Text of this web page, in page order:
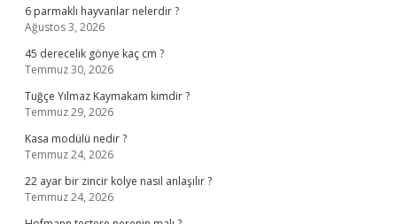
6 parmaklı hayvanlar nelerdir ?
Ağustos 3, 2026
45 derecelik gönye kaç cm ?
Temmuz 30, 2026
Tuğçe Yılmaz Kaymakam kimdir ?
Temmuz 29, 2026
Kasa modülü nedir ?
Temmuz 24, 2026
22 ayar bir zincir kolye nasıl anlaşılır ?
Temmuz 24, 2026